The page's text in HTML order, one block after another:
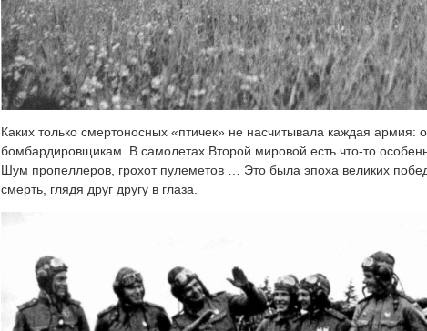
Каких только смертоносных «птичек» не насчитывала каждая армия:
бомбардировщикам. В самолетах Второй мировой есть что-то
Шум пропеллеров, грохот пулеметов … Это была эпоха великих
смерть, глядя друг другу в глаза.